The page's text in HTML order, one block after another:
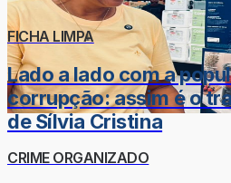
FICHA LIMPA
Lado a lado com a
corrupção: assim é o
de Sílvia Cristina
CRIME ORGANIZADO